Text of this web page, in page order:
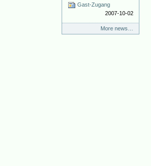
Gast-Zugang
2007-10-02
More news…